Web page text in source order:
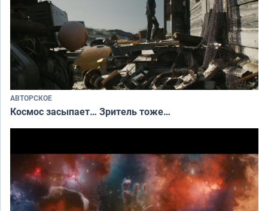
АВТОРСКОЕ
Космос засыпает… Зритель тоже…